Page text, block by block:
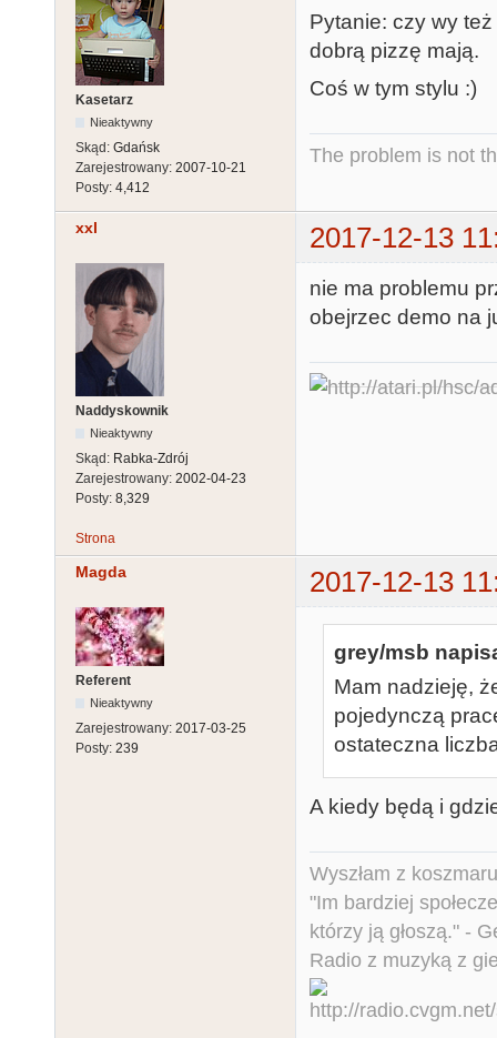
Kasetarz
Nieaktywny
Skąd: Gdańsk
Zarejestrowany: 2007-10-21
Posty: 4,412
Pytanie: czy wy
dobrą pizzę mają.
Coś w tym stylu :)
The problem is not
xxl 2017-12-13
Naddyskownik
Nieaktywny
Skąd: Rabka-Zdrój
Zarejestrowany: 2002-04-23
Posty: 8,329
nie ma problemu
obejrzec demo na
Strona
Magda 2017-12-13
Referent
Nieaktywny
Zarejestrowany: 2017-03-25
Posty: 239
grey/msb
Mam nadzieję,
pojedynczą
ostateczna
A kiedy będą i
Wyszłam z
"Im bardziej
którzy ją głoszą." -
Radio z muzyką z